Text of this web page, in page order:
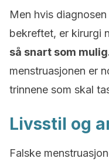
Men hvis
bekreftet, er kirurgi
så snart som
menstruasjonen er
trinnene som skal
Livsstil og
Falske